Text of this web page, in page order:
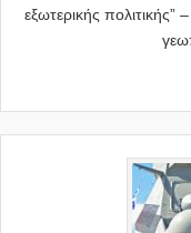
εξωτερικής πολιτικής”